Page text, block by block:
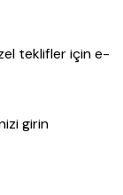
teklifler için e-
girin